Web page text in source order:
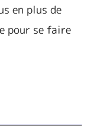
en plus de
pour se faire